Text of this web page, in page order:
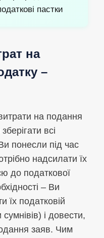
пастки
на
–
на подання
всі
понесли під час
надсилати їх
до податкової
– Ви
їх податковій
сумнівів) і довести,
заяв. Чим